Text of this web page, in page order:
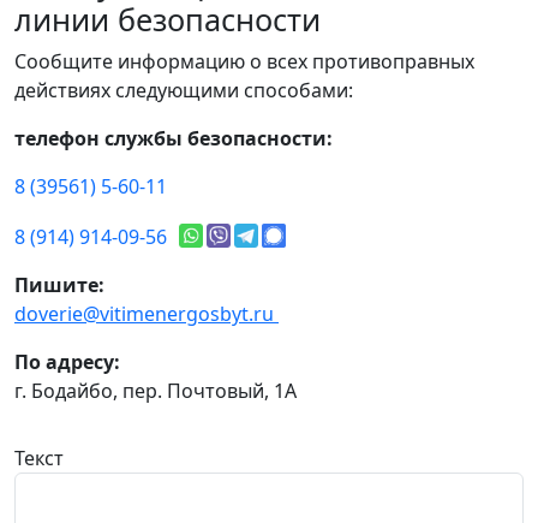
линии безопасности
Сообщите информацию о всех противоправных
действиях следующими способами:
телефон службы безопасности:
8 (39561) 5-60-11
8 (914) 914-09-56
Пишите:
doverie@vitimenergosbyt.ru
По адресу:
г. Бодайбо, пер. Почтовый, 1А
Текст